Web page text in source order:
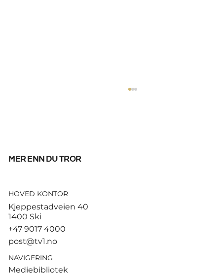
God start for de norske
Hamburg
mer enn du tror
HOVED KONTOR
Kjeppestadveien 40
1400 Ski
+47 9017 4000
post@tv1.no
NAVIGERING
Mediebibliotek